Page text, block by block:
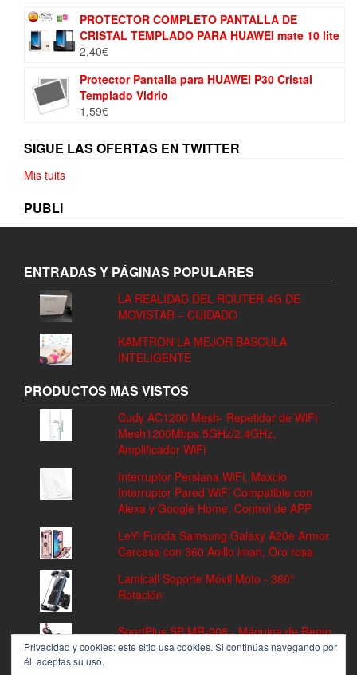
PROTECTOR COMPLETO PANTALLA DE
CRISTAL TEMPLADO PARA HUAWEI mate 10 lite
2,40€
Protector Pantalla para HUAWEI P30 Cristal
Templado Vidrio
1,59€
SIGUE LAS OFERTAS EN TWITTER
Mis tuits
PUBLI
ENTRADAS Y PÁGINAS POPULARES
LA REALIDAD DEL ROUTER 4G DE
MOVISTAR – CUIDADO
KAMTRON LA MEJOR BASCULA
INTELIGENTE
PRODUCTOS MAS VISTOS
Cudy AC1200 Mesh- Repetidor de WiFi
Mesh1200Mbps 5GHz/2.4GHz,
Amplificador WiFi
Interruptor Persiana WiFi, Maxcio
Interruptor Pared WiFi Compatible con
Alexa y Google Home, Control de APP
LeYi Funda Samsung Galaxy A20e Armor
Carcasa con 360 Anillo iman, Oro rosa
Lamicall Soporte Móvil Moto - 360°
Rotación
SportPlus SP-MR-008 - Máquina de Remo
Fitness, Volante de Inercia de 8 kg, 8
Privacidad y cookies: este sitio usa cookies. Si continúas navegando por
él, aceptas su uso.